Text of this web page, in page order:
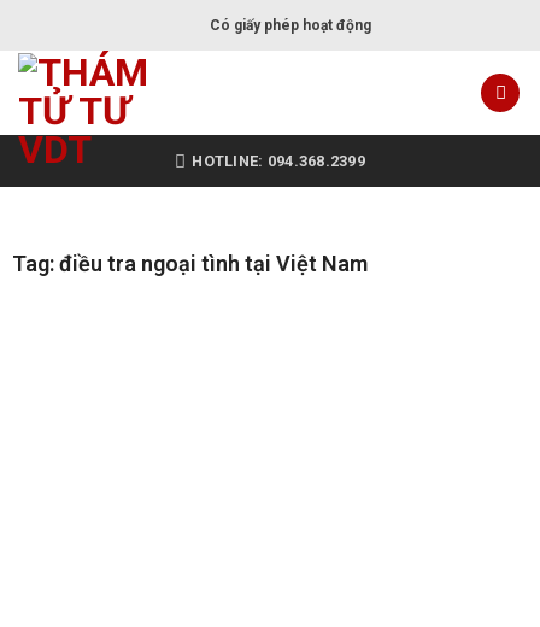
Có giấy phép hoạt động
HOTLINE: 094.368.2399
Tag: điều tra ngoại tình tại Việt Nam